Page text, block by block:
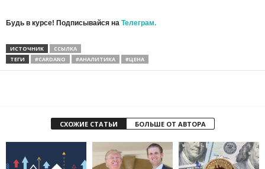
Будь в курсе! Подписывайся на Телеграм.
ИСТОЧНИК
ССЫЛКА
ТЕГИ
#CARDANO #АНАЛИТИКА #ЦЕНА
СХОЖИЕ СТАТЬИ БОЛЬШЕ ОТ АВТОРА